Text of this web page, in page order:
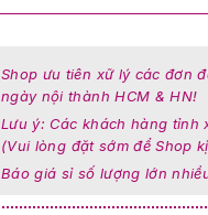
Shop ưu tiên xữ lý các đơn
ngày nội thành HCM & HN!
Lưu ý: Các khách hàng
(Vui lòng đặt sớm để Shop
Báo giá sỉ số lượng lớn